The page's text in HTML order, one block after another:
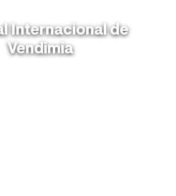
Internacional de
Vendimia